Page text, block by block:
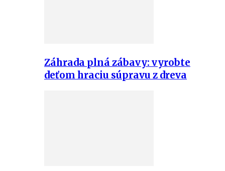
Záhrada plná zábavy: vyrobte
deťom hraciu súpravu z dreva